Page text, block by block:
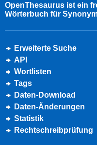
OpenThesaurus ist ein
Wörterbuch für
Erweiterte Suche
API
Wortlisten
Tags
Daten-Download
Daten-Änderungen
Statistik
Rechtschreibprüfung